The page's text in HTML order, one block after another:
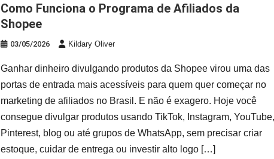
Como Funciona o Programa de Afiliados da
Shopee
03/05/2026 Kildary Oliver
Ganhar dinheiro divulgando produtos da Shopee virou uma das
portas de entrada mais acessíveis para quem quer começar no
marketing de afiliados no Brasil. E não é exagero. Hoje você
consegue divulgar produtos usando TikTok, Instagram,
Pinterest, blog ou até grupos de WhatsApp, sem precisar criar
estoque, cuidar de entrega ou investir alto logo […]